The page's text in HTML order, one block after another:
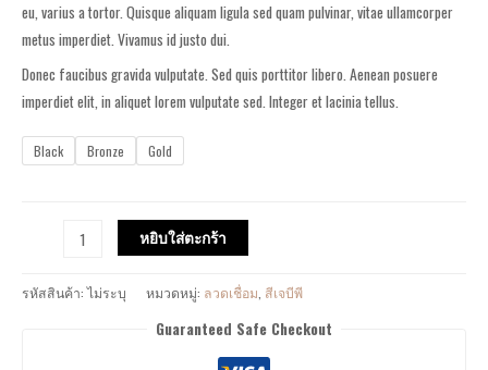
eu, varius a tortor. Quisque aliquam ligula sed quam pulvinar, vitae ullamcorper
metus imperdiet. Vivamus id justo dui.
Donec faucibus gravida vulputate. Sed quis porttitor libero. Aenean posuere
imperdiet elit, in aliquet lorem vulputate sed. Integer et lacinia tellus.
Black Bronze Gold
หยิบใส่ตะกร้า
รหัสสินค้า:ไม่ระบุ หมวดหมู่: ลวดเชื่อม, สีเจบีพี
Guaranteed Safe Checkout